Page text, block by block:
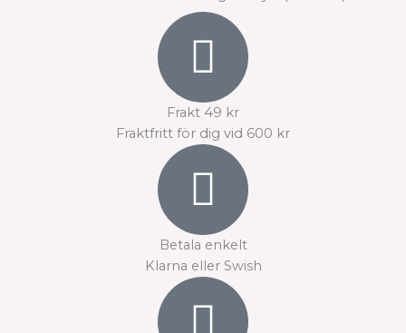
produktsidan
Frakt 49 kr
Fraktfritt för dig vid 600 kr
Betala enkelt
Klarna eller Swish